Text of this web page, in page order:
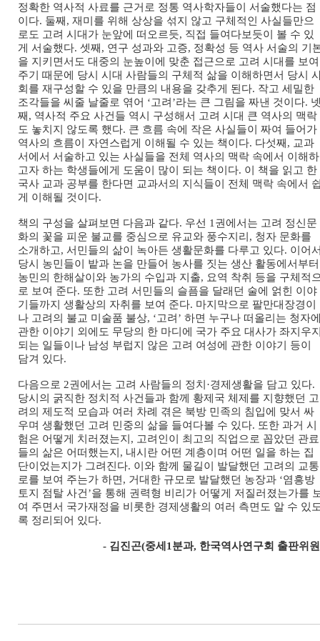
정확한 역사적 사료를 근거로 정통 역사학자들이 서술했다는 점
이다. 둘째, 재미를 위해 상상을 섞지 않고 구체적인 사실들만으
로도 고려 시대가 눈앞에 떠오르듯, 직접 들여다보듯이 볼 수 있
게 서술했다. 셋째, 연구 성과와 고증, 정확성 등 역사 서술의 기
을 지키면서도 대중의 눈높이에 맞춘 접근으로 고려 시대를 보여
주기 때문에 당시 시대 사람들의 구체적 삶을 이해하면서 당시
회를 재구성할 수 있을 만큼의 내용을 갖추게 된다. 작고 세밀한
조각들을 씨줄 날줄로 엮어 ‘고려’라는 큰 그림을 짜낸 것이다.
째, 역사적 주요 사건들 역시 구성해서 고려 시대 큰 역사의 맥락
도 놓치지 않도록 했다. 큰 흐름 속에 작은 사실들이 짜여 들어가
역사의 흐름이 자연스럽게 이해될 수 있는 책이다. 다섯째, 교과
서에서 서술하고 있는 사실들을 전체 역사의 맥락 속에서 이해하
고자 하는 학생들에게 도움이 많이 되는 책이다. 이 책을 읽고 한
국사 교과 공부를 한다면 교과서의 지식들이 전체 맥락 속에서
게 이해될 것이다.
책의 구성을 살펴보면 다음과 같다. 우선 1권에서는 고려 정신문
화의 꽃을 피운 불교를 중심으로 유교와 풍수지리, 청자 문화를
소개하고, 서민들의 삶이 녹아든 생활문화를 다루고 있다. 이어
당시 농민들이 밭과 논을 만들어 농사를 짓는 생산 활동에서부터
농민의 한해살이와 농가의 수입과 지출, 요역 착취 등을 구체적
로 보여 준다. 또한 고려 서민들의 슬픔을 달래던 술에 얽힌 이야
기들까지 생활상의 자취를 보여 준다. 마지막으로 팔만대장경이
나 고려의 불교 미술품 불상, ‘고려’ 하면 누구나 떠올리는 청자
관한 이야기 외에도 무당의 한 마디에 국가 주요 대사가 좌지우
되는 일들이나 남성 부럽지 않은 고려 여성에 관한 이야기 등이
담겨 있다.
다음으로 2권에서는 고려 사람들의 정치·경제생활을 담고 있다.
당시의 굵직한 정치적 사건들과 함께 황제국 체제를 지향했던 고
려의 제도적 모습과 여러 차례 겪은 북방 민족의 침입에 맞서 싸
우며 생활했던 고려 민중의 삶을 들여다볼 수 있다. 또한 과거 시
험은 어떻게 치러졌는지, 고려인이 최고의 직업으로 꼽았던 관료
들의 삶은 어떠했는지, 내시란 어떤 계층이며 어떤 일을 하는 집
단이었는지가 그려진다. 이와 함께 물길이 발달했던 고려의 교통
로를 보여 주는가 하면, 거대한 규모로 발달했던 농장과 ‘염흥방
토지 점탈 사건’을 통해 권력형 비리가 어떻게 저질러졌는가를
여 주면서 국가재정을 비롯한 경제생활의 여러 측면도 알 수 있
록 정리되어 있다.
- 김진곤(중세1분과, 한국역사연구회 출판위